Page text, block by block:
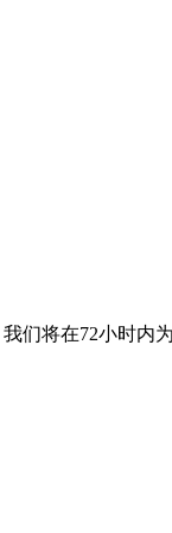
们将在72小时内为